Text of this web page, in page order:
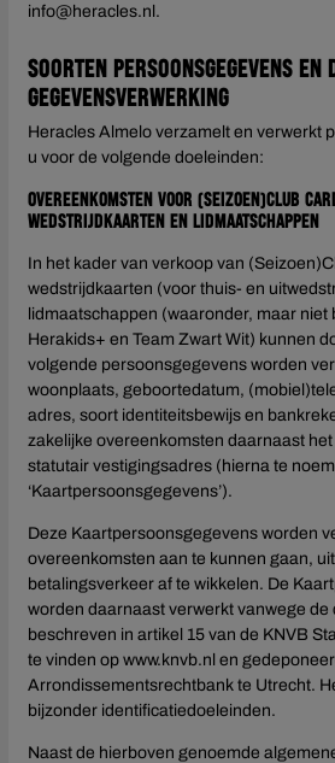
info@heracles.nl.
Soorten persoonsgegevens en
gegevensverwerking
Heracles Almelo verzamelt en verwerkt
u voor de volgende doeleinden:
Overeenkomsten voor (Seizoen)Club
wedstrijdkaarten en lidmaatschappen
In het kader van verkoop van
wedstrijdkaarten (voor thuis- en
lidmaatschappen (waaronder, maar niet
Herakids+ en Team Zwart Wit) kunnen
volgende persoonsgegevens worden
woonplaats, geboortedatum,
adres, soort identiteitsbewijs en
zakelijke overeenkomsten daarnaast
statutair vestigingsadres (hierna te
‘Kaartpersoonsgegevens’).
Deze Kaartpersoonsgegevens worden
overeenkomsten aan te kunnen gaan,
betalingsverkeer af te wikkelen. De
worden daarnaast verwerkt vanwege de
beschreven in artikel 15 van de KNVB
te vinden op www.knvb.nl en
Arrondissementsrechtbank te Utrecht.
bijzonder identificatiedoeleinden.
Naast de hierboven genoemde